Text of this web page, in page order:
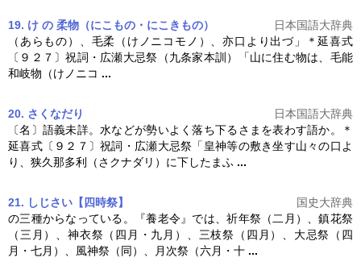
19. け の 柔物（にこもの・にこきもの）
日本国語大辞典
（あらもの）、毛柔（けノニコモノ）、亦口より出づ」＊延喜式
〔９２７〕祝詞・広瀬大忌祭 （九条家本訓）「山に住む物は、毛能
和岐物（けノニコ ...
20. さくなだり
日本国語大辞典
〔名〕語義未詳。水などが勢いよく落ち下るさまを表わす語か。＊
延喜式〔９２７〕祝詞・広瀬大忌祭 「皇神等の敷き坐す山々の口よ
り、狭久那多利（さクナダリ）に下したまふ ...
21. しじさい【四時祭】
国史大辞典
の三種からなっている。『養老令』では、祈年祭（二月）、鎮花祭
（三月）、神衣祭（四月・九月）、三枝祭（四月）、 大忌祭 （四
月・七月）、風神祭（同）、月次祭（六月・十 ...